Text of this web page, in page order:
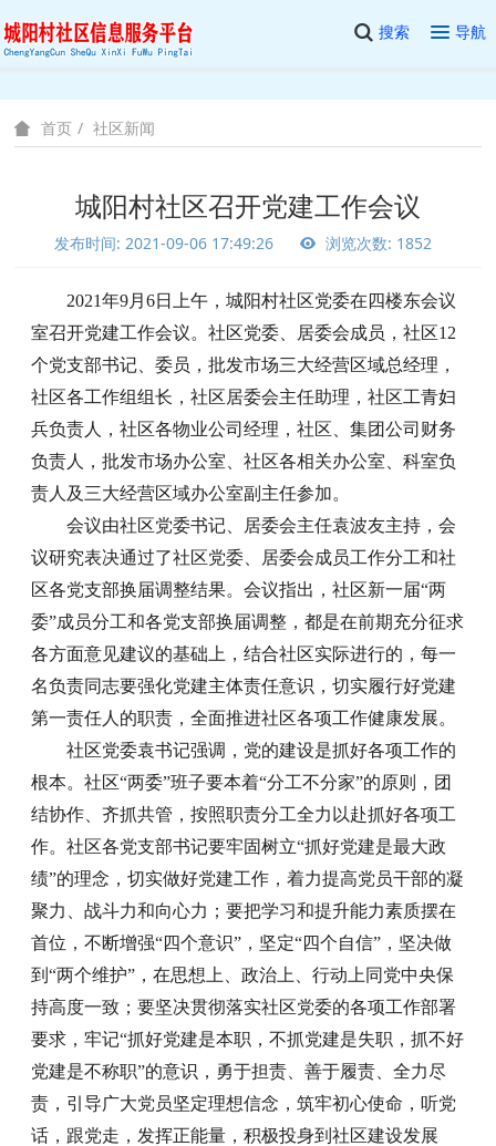
搜索 导航
首页 社区新闻
城阳村社区召开党建工作会议
发布时间: 2021-09-06 17:49:26 浏览次数: 1852
2021年9月6日上午，城阳村社区党委在四楼东会议
室召开党建工作会议。社区党委、居委会成员，社区12
个党支部书记、委员，批发市场三大经营区域总经理，
社区各工作组组长，社区居委会主任助理，社区工青妇
兵负责人，社区各物业公司经理，社区、集团公司财务
负责人，批发市场办公室、社区各相关办公室、科室负
责人及三大经营区域办公室副主任参加。
会议由社区党委书记、居委会主任袁波友主持，会
议研究表决通过了社区党委、居委会成员工作分工和社
区各党支部换届调整结果。会议指出，社区新一届“两
委”成员分工和各党支部换届调整，都是在前期充分征求
各方面意见建议的基础上，结合社区实际进行的，每一
名负责同志要强化党建主体责任意识，切实履行好党建
第一责任人的职责，全面推进社区各项工作健康发展。
社区党委袁书记强调，党的建设是抓好各项工作的
根本。社区“两委”班子要本着“分工不分家”的原则，团
结协作、齐抓共管，按照职责分工全力以赴抓好各项工
作。社区各党支部书记要牢固树立“抓好党建是最大政
绩”的理念，切实做好党建工作，着力提高党员干部的凝
聚力、战斗力和向心力；要把学习和提升能力素质摆在
首位，不断增强“四个意识”，坚定“四个自信”，坚决做
到“两个维护”，在思想上、政治上、行动上同党中央保
持高度一致；要坚决贯彻落实社区党委的各项工作部署
要求，牢记“抓好党建是本职，不抓党建是失职，抓不好
党建是不称职”的意识，勇于担责、善于履责、全力尽
责，引导广大党员坚定理想信念，筑牢初心使命，听党
话，跟党走，发挥正能量，积极投身到社区建设发展